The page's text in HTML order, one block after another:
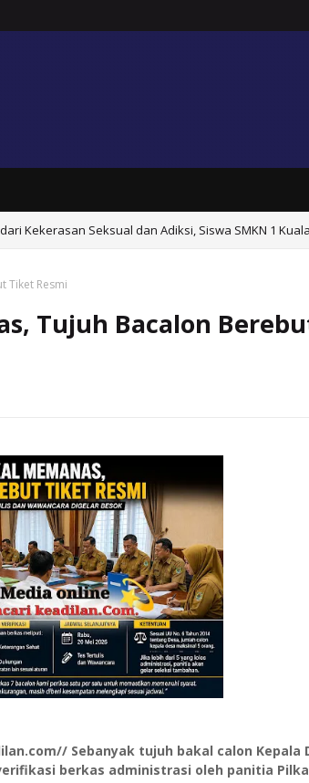
Kekerasan Seksual dan Adiksi, Siswa SMKN 1
Tiket Resmi
Tujuh Bacalon
Sebanyak tujuh bakal calon Kepala
berkas administrasi oleh panitia